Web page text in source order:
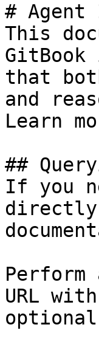
#
This
that
and
Learn
##
If you
directly
Perform
URL